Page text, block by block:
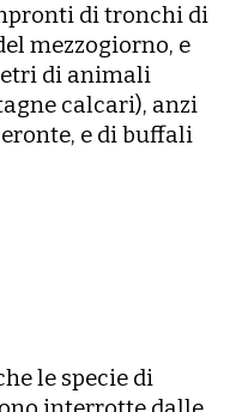
di tronchi di
mezzogiorno, e
di animali
calcari), anzi
e di buffali
le specie di